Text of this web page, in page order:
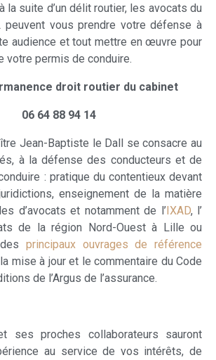
la suite d’un délit routier, les avocats du
peuvent vous prendre votre défense à
audience et tout mettre en œuvre pour
votre permis de conduire.
droit routier du cabinet
06 64 88 94 14
Jean-Baptiste le Dall se consacre au
à la défense des conducteurs et de
: pratique du contentieux devant
enseignement de la matière
d’avocats et notamment de l’IXAD, l’
de la région Nord-Ouest à Lille ou
principaux ouvrages de référence
mise à jour et le commentaire du Code
de l’Argus de l’assurance.
ses proches collaborateurs sauront
au service de vos intérêts, de